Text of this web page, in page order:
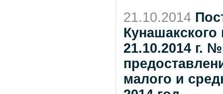
21.10.2014
21.10.2014 г.
малого и